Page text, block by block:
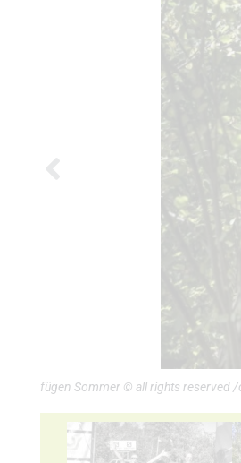
fügen Sommer © all rights reserved